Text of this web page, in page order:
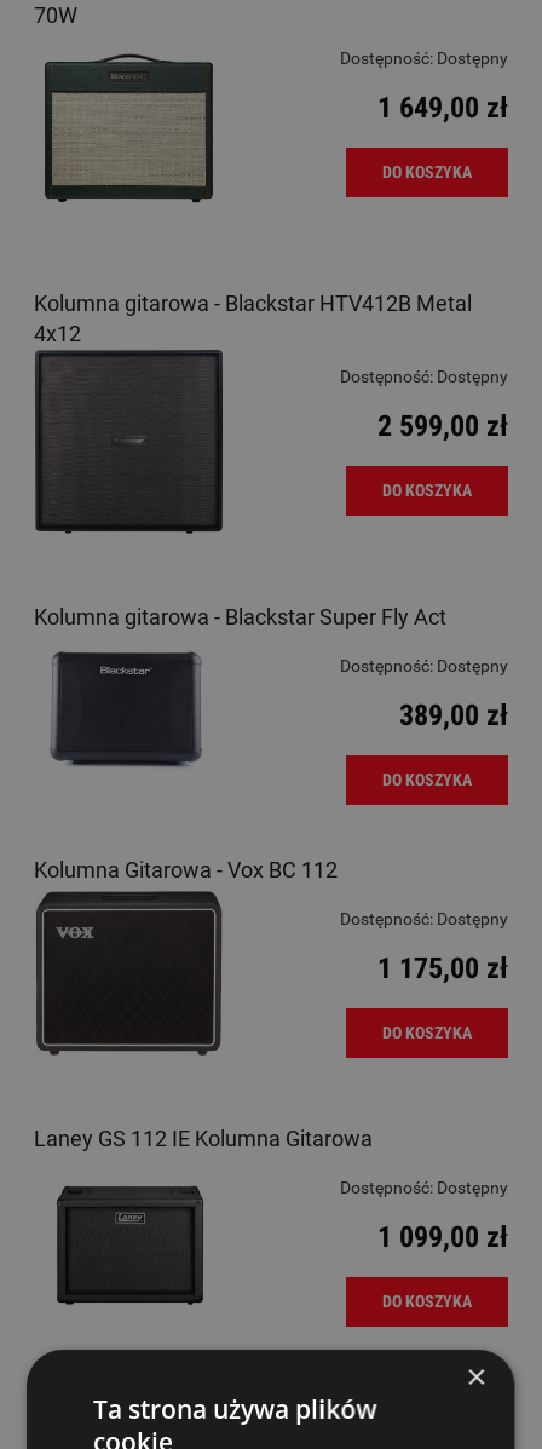
70W
Dostępność: Dostępny
1 649,00 zł
DO KOSZYKA
Kolumna gitarowa - Blackstar HTV412B Metal
4x12
Dostępność: Dostępny
2 599,00 zł
DO KOSZYKA
Kolumna gitarowa - Blackstar Super Fly Act
Dostępność: Dostępny
389,00 zł
DO KOSZYKA
Kolumna Gitarowa - Vox BC 112
Dostępność: Dostępny
1 175,00 zł
DO KOSZYKA
Laney GS 112 IE Kolumna Gitarowa
Dostępność: Dostępny
1 099,00 zł
DO KOSZYKA
Laney GS 212 IE Kolumna Gitarowa
×
Ta strona używa plików
cookie